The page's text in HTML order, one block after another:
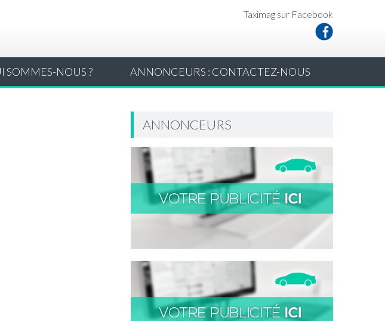
Taximag sur Facebook
SOMMES-NOUS ? ANNONCEURS : CONTACTEZ-NOUS
ANNONCEURS